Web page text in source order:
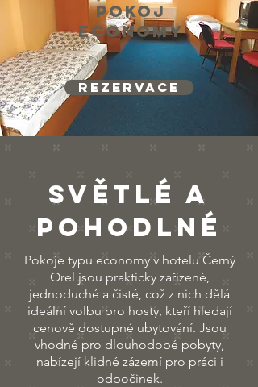
Pokoj
ECONOMY
Rezervace
světlé A
PohodlnÉ
Pokoje typu economy v hotelu Černý
Orel jsou prakticky zařízené,
jednoduché a čisté, což z nich dělá
ideální volbu pro hosty, kteří hledají
cenově dostupné ubytování. Jsou
vhodné pro dlouhodobé pobyty,
nabízejí klidné zázemí pro práci i
odpočinek.